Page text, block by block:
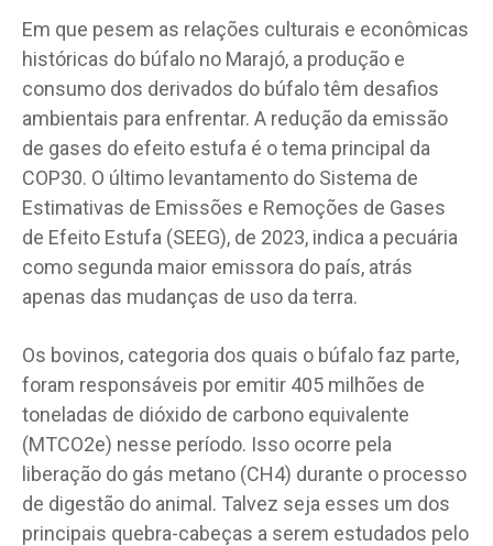
Em que pesem as relações culturais e econômicas
históricas do búfalo no Marajó, a produção e
consumo dos derivados do búfalo têm desafios
ambientais para enfrentar. A redução da emissão
de gases do efeito estufa é o tema principal da
COP30. O último levantamento do Sistema de
Estimativas de Emissões e Remoções de Gases
de Efeito Estufa (SEEG), de 2023, indica a pecuária
como segunda maior emissora do país, atrás
apenas das mudanças de uso da terra.
Os bovinos, categoria dos quais o búfalo faz parte,
foram responsáveis por emitir 405 milhões de
toneladas de dióxido de carbono equivalente
(MTCO2e) nesse período. Isso ocorre pela
liberação do gás metano (CH4) durante o processo
de digestão do animal. Talvez seja esses um dos
principais quebra-cabeças a serem estudados pelo